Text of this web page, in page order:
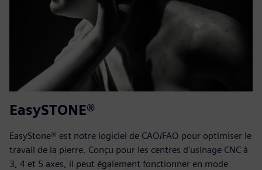
EasySTONE®
EasyStone® est notre logiciel de CAO/FAO pour optimiser le
travail de la pierre. Conçu pour les centres d'usinage CNC à
3, 4 et 5 axes, il peut également fonctionner en mode